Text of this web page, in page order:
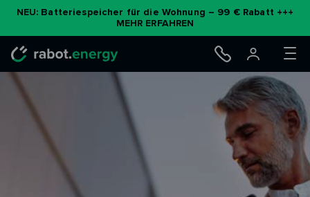
NEU: Batteriespeicher für die Wohnung – 99 € Rabatt +++
MEHR ERFAHREN
Zum
Inhalt
springen